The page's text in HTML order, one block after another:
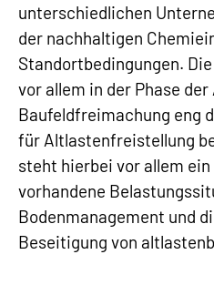
unterschiedlichen
der nachhaltigen
Standortbedingungen.
vor allem in der Phase
Baufeldfreimachung eng
für Altlastenfreistellung
steht hierbei vor allem
vorhandene
Bodenmanagement und
Beseitigung von